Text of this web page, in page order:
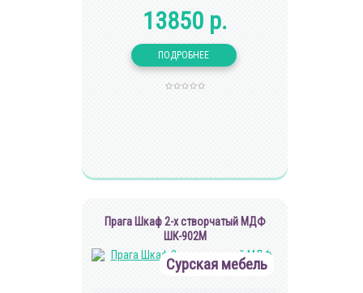
13850 р.
Прага Шкаф 2-х створчатый МДФ
ШК-902М
Сурская мебель